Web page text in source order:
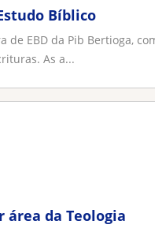
Bíblico
de EBD da Pib Bertioga,
As a...
da Teologia